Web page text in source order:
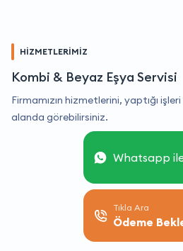
HİZMETLERİMİZ
Kombi & Beyaz Eşya Servisi
Firmamızın hizmetlerini, yaptığı
alanda görebilirsiniz.
Whatsapp ile
Tıkla Ara
Ödeme